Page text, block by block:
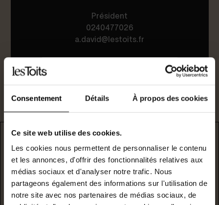
Consentement Détails À propos des cookies
Ce site web utilise des cookies.
Les cookies nous permettent de personnaliser le contenu
et les annonces, d'offrir des fonctionnalités relatives aux
médias sociaux et d'analyser notre trafic. Nous
partageons également des informations sur l'utilisation de
notre site avec nos partenaires de médias sociaux, de
Président
0240477026
a.david@lestoits.fr
DPE
* F/G : passoire énergetique
logement extrêmement performant